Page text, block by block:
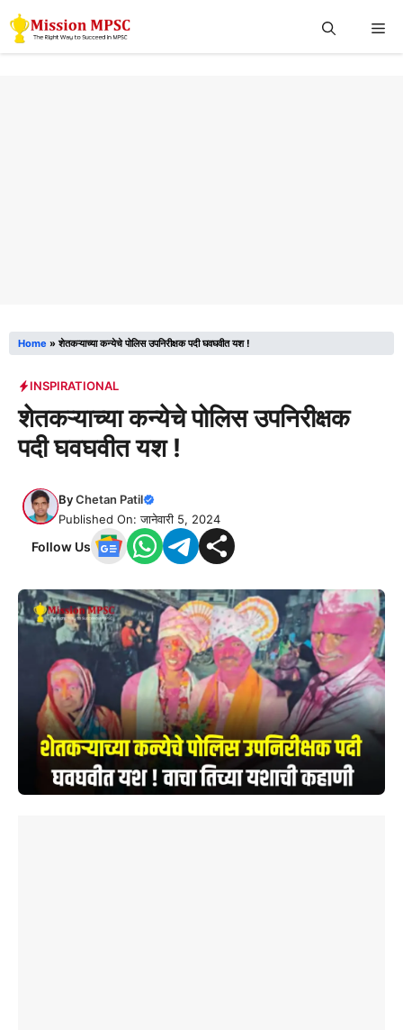
Skip
to
Home »शेतकऱ्याच्या कन्येचे पोलिस उपनिरीक्षक पदी घवघवीत यश !
INSPIRATIONAL
शेतकऱ्याच्या कन्येचे पोलिस उपनिरीक्षक
पदी घवघवीत यश !
ByChetan Patil
Published On: जानेवारी 5, 2024
Follow Us